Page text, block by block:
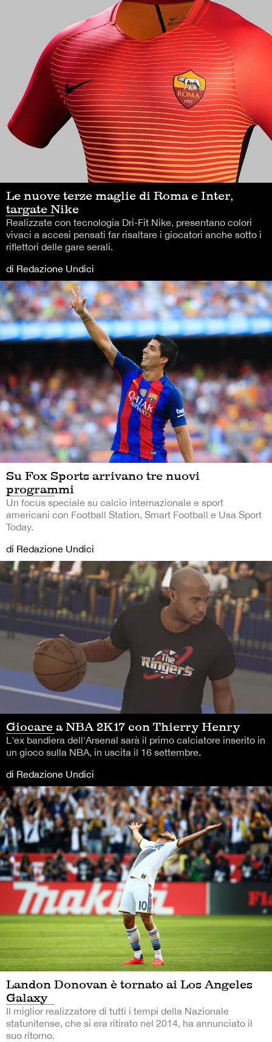
Le nuove terze maglie di Roma e Inter,
targate Nike
Realizzate con tecnologia Dri-Fit Nike, presentano colori
vivaci a accesi pensati far risaltare i giocatori anche sotto i
riflettori delle gare serali.
di Redazione Undici
Su Fox Sports arrivano tre nuovi
programmi
Un focus speciale su calcio internazionale e sport
americani con Football Station, Smart Football e Usa Sport
Today.
di Redazione Undici
Giocare a NBA 2K17 con Thierry Henry
L'ex bandiera dell'Arsenal sarà il primo calciatore inserito in
un gioco sulla NBA, in uscita il 16 settembre.
di Redazione Undici
Landon Donovan è tornato ai Los Angeles
Galaxy
Il miglior realizzatore di tutti i tempi della Nazionale
statunitense, che si era ritirato nel 2014, ha annunciato il
suo ritorno.